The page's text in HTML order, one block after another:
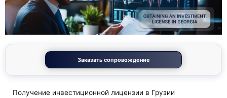
Заказать сопровождение
Получение инвестиционной лицензии в Грузии